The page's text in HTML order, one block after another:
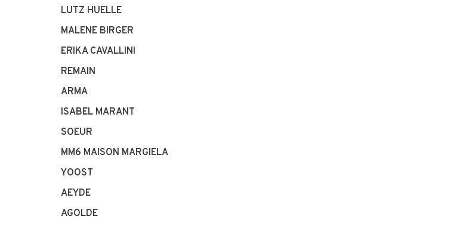
LUTZ HUELLE
MALENE BIRGER
ERIKA CAVALLINI
REMAIN
ARMA
ISABEL MARANT
SOEUR
MM6 MAISON MARGIELA
YOOST
AEYDE
AGOLDE